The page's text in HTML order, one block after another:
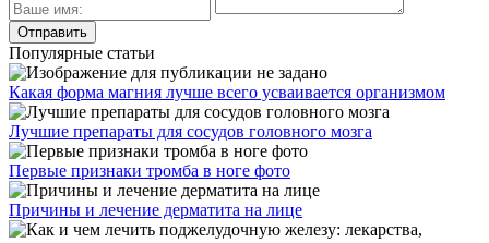
Популярные статьи
Какая форма магния лучше всего усваивается организмом
Лучшие препараты для сосудов головного мозга
Первые признаки тромба в ноге фото
Причины и лечение дерматита на лице